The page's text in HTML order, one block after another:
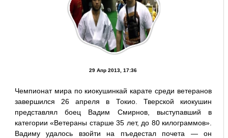
29 Апр 2013, 17:36
Чемпионат мира по киокушинкай карате среди ветеранов
завершился 26 апреля в Токио. Тверской киокушин
представлял боец Вадим Смирнов, выступавший в
категории «Ветераны старше 35 лет, до 80 килограммов».
Вадиму удалось взойти на пъедестал почета — он